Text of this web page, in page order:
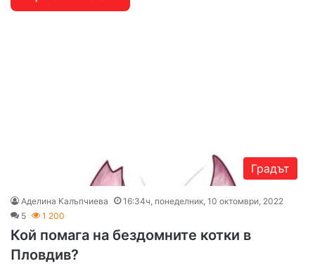
Градът
Аделина Калъпчиева
16:34ч, понеделник, 10 октомври, 2022
5
1 200
Кой помага на бездомните котки в
Пловдив?